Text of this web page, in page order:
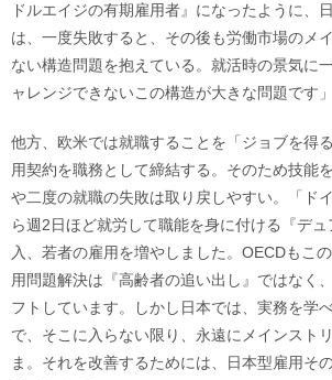
ドルエイジの有期雇用者』になったように、
は、一度失敗すると、その後も労働市場のメ
ない構造問題を抱えている。就活時の景気に
ャレンジできないこの構造が大きな問題です」
他方、欧米では就職することを「ジョブを得
用契約を職務として締結する。そのため技能
や二度の就職の失敗は取り戻しやすい。「ド
ら週2日ほど就労して職能を身に付ける『デ
入、若者の雇用を増やしました。OECDもこ
用問題解決は『高齢者の追い出し』ではなく
フトしています。しかし日本では、実務を学
で、そこに入らない限り、永遠にメインスト
ま。それを改善するためには、日本型雇用そ